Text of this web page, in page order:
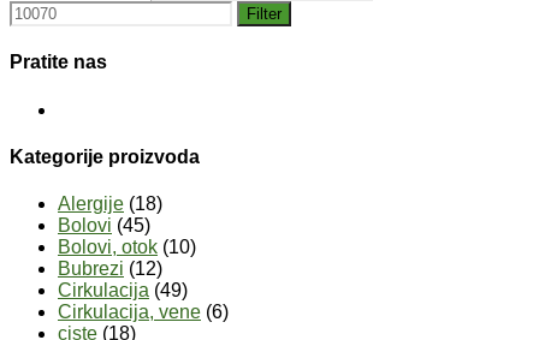
Filter
Pratite nas
Kategorije proizvoda
Alergije (18)
Bolovi (45)
Bolovi, otok (10)
Bubrezi (12)
Cirkulacija (49)
Cirkulacija, vene (6)
ciste (18)